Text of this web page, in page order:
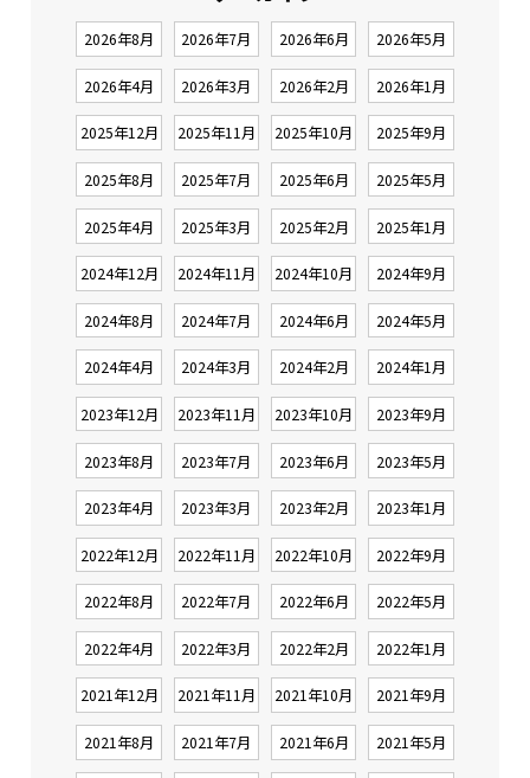
2026年8月 2026年7月 2026年6月 2026年5月
2026年4月 2026年3月 2026年2月 2026年1月
2025年12月 2025年11月 2025年10月 2025年9月
2025年8月 2025年7月 2025年6月 2025年5月
2025年4月 2025年3月 2025年2月 2025年1月
2024年12月 2024年11月 2024年10月 2024年9月
2024年8月 2024年7月 2024年6月 2024年5月
2024年4月 2024年3月 2024年2月 2024年1月
2023年12月 2023年11月 2023年10月 2023年9月
2023年8月 2023年7月 2023年6月 2023年5月
2023年4月 2023年3月 2023年2月 2023年1月
2022年12月 2022年11月 2022年10月 2022年9月
2022年8月 2022年7月 2022年6月 2022年5月
2022年4月 2022年3月 2022年2月 2022年1月
2021年12月 2021年11月 2021年10月 2021年9月
2021年8月 2021年7月 2021年6月 2021年5月